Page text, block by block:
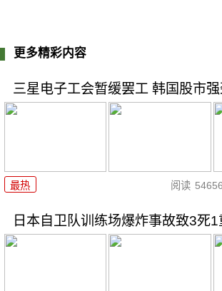
更多精彩内容
三星电子工会暂缓罢工 韩国股市
最热 阅读 54656
日本自卫队训练场爆炸事故致3死1